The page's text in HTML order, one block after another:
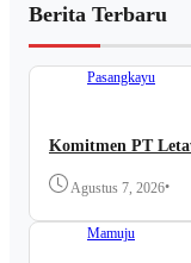
Berita Terbaru
Pasangkayu
Komitmen PT
Agustus 7, 2026•
Mamuju